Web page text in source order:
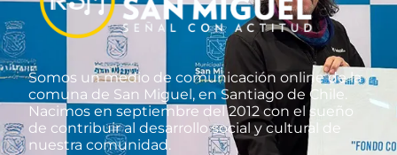
Somos un medio de comunicación online de la
comuna de San Miguel, en Santiago de Chile.
Nacimos en septiembre del 2012 con el sueño
de contribuir al desarrollo social y cultural de
nuestra comunidad.